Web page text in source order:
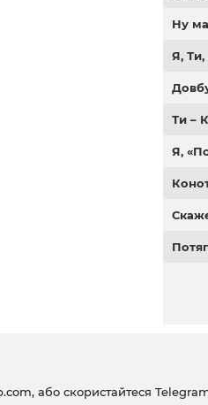
Ну
Я, Ти,
Ти –
Я,
, або скористайтеся